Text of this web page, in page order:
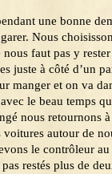
une bonne
Nous
faut pas y rester
juste à côté d’un
manger et on va
le beau temps
nous retournons
voitures autour de
le contrôleur au
restés plus de